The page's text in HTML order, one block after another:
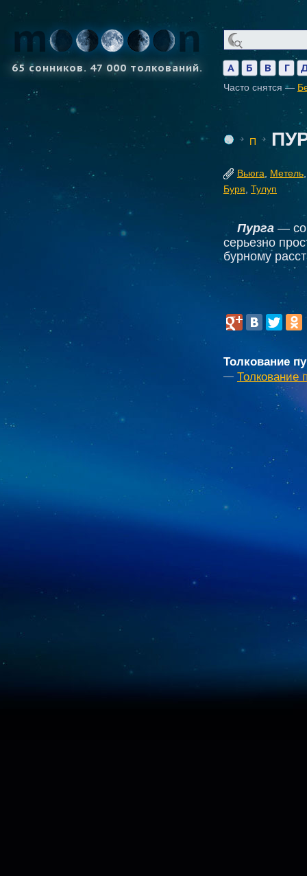
65 сонников. 47 000 толкований. А Б В Г
Часто снятся —
П
Вьюга Метель
Буря Тулуп
Пурга —
серьезно
бурному
Толкование
Толкование